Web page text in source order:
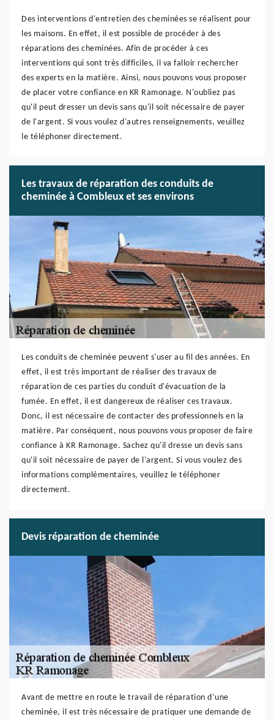
Des interventions d'entretien des cheminées se réalisent pour
les maisons. En effet, il est possible de procéder à des
réparations des cheminées. Afin de procéder à ces
interventions qui sont très difficiles, il va falloir rechercher
des experts en la matière. Ainsi, nous pouvons vous proposer
de placer votre confiance en KR Ramonage. N'oubliez pas
qu'il peut dresser un devis sans qu'il soit nécessaire de payer
de l'argent. Si vous voulez d'autres renseignements, veuillez
le téléphoner directement.
Les travaux de réparation des conduits de
cheminée à Combleux et ses environs
Les conduits de cheminée peuvent s'user au fil des années. En
effet, il est très important de réaliser des travaux de
réparation de ces parties du conduit d'évacuation de la
fumée. En effet, il est dangereux de réaliser ces travaux.
Donc, il est nécessaire de contacter des professionnels en la
matière. Par conséquent, nous pouvons vous proposer de faire
confiance à KR Ramonage. Sachez qu'il dresse un devis sans
qu'il soit nécessaire de payer de l'argent. Si vous voulez des
informations complémentaires, veuillez le téléphoner
directement.
Devis réparation de cheminée
Avant de mettre en route le travail de réparation d’une
cheminée, il est très nécessaire de pratiquer une demande de